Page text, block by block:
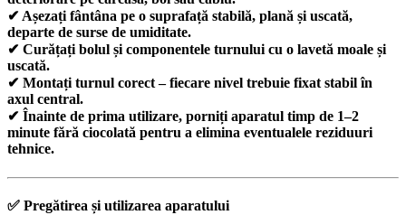
✔ Așezați fântâna pe o suprafață stabilă, plană și uscată,
departe de surse de umiditate.
✔ Curățați bolul și componentele turnului cu o lavetă moale și
uscată.
✔ Montați turnul corect – fiecare nivel trebuie fixat stabil în
axul central.
✔ Înainte de prima utilizare, porniți aparatul timp de 1–2
minute fără ciocolată pentru a elimina eventualele reziduuri
tehnice.
✅ Pregătirea și utilizarea aparatului